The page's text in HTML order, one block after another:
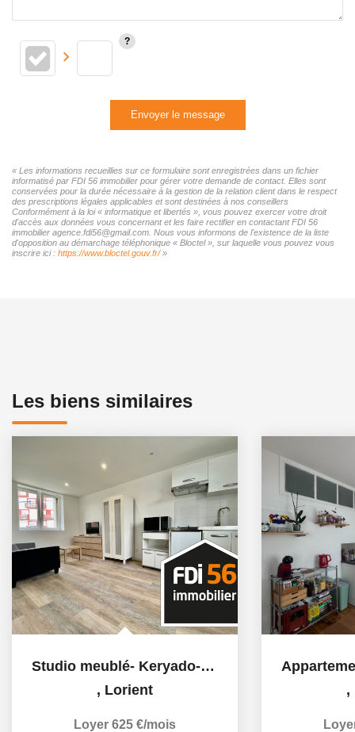
Envoyer le message
« Les informations recueillies sur ce formulaire sont enregistrées dans un fichier
informatisé par FDI 56 immobilier pour gérer votre demande de contact. Elles sont
conservées pour la durée nécessaire à la gestion de la relation client dans le respect
des prescriptions légales applicables et sont destinées à nos conseillers
Conformément à la loi « informatique et libertés », vous pouvez exercer votre droit
d'accès aux données vous concernant et les faire rectifier en contactant FDI 56
immobilier agence.fdi56@gmail.com. Nous vous informons de l'existence de la liste
d'opposition au démarchage téléphonique « Bloctel », sur laquelle vous pouvez vous
inscrire ici : https://www.bloctel.gouv.fr/»
Les biens similaires
Studio meublé- Keryado- 22m2
, Lorient
Loyer 625 €/mois
,